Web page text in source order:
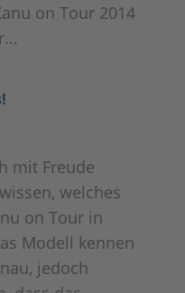
on Tour 2014
mit Freude
welches
on Tour in
Modell kennen
jedoch